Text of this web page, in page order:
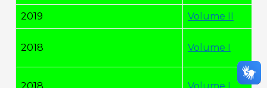
2019 Volume II
2018 Volume I